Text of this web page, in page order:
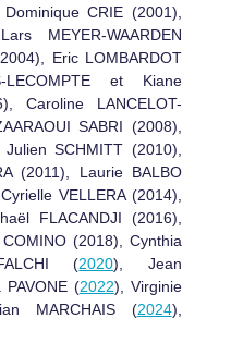
CRIE (2001),
MEYER-WAARDEN
Eric LOMBARDOT
LECOMPTE et Kiane
Caroline LANCELOT-
SABRI (2008),
SCHMITT (2010),
(2011), Laurie BALBO
VELLERA (2014),
FLACANDJI (2016),
(2018), Cynthia
(2020), Jean
PAVONE (2022), Virginie
MARCHAIS (2024),